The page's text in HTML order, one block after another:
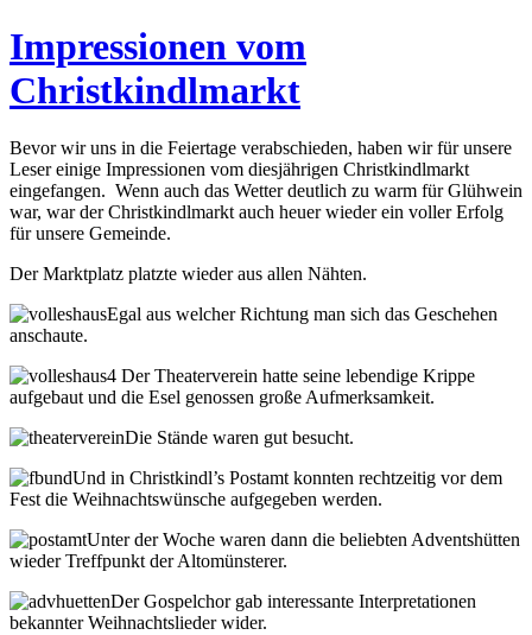
Impressionen vom
Christkindlmarkt
Bevor wir uns in die Feiertage verabschieden, haben wir für unsere
Leser einige Impressionen vom diesjährigen Christkindlmarkt
eingefangen. Wenn auch das Wetter deutlich zu warm für Glühwein
war, war der Christkindlmarkt auch heuer wieder ein voller Erfolg
für unsere Gemeinde.
Der Marktplatz platzte wieder aus allen Nähten.
Egal aus welcher Richtung man sich das Geschehen
anschaute.
Der Theaterverein hatte seine lebendige Krippe
aufgebaut und die Esel genossen große Aufmerksamkeit.
Die Stände waren gut besucht.
Und in Christkindl’s Postamt konnten rechtzeitig vor dem
Fest die Weihnachtswünsche aufgegeben werden.
Unter der Woche waren dann die beliebten Adventshütten
wieder Treffpunkt der Altomünsterer.
Der Gospelchor gab interessante Interpretationen
bekannter Weihnachtslieder wider.